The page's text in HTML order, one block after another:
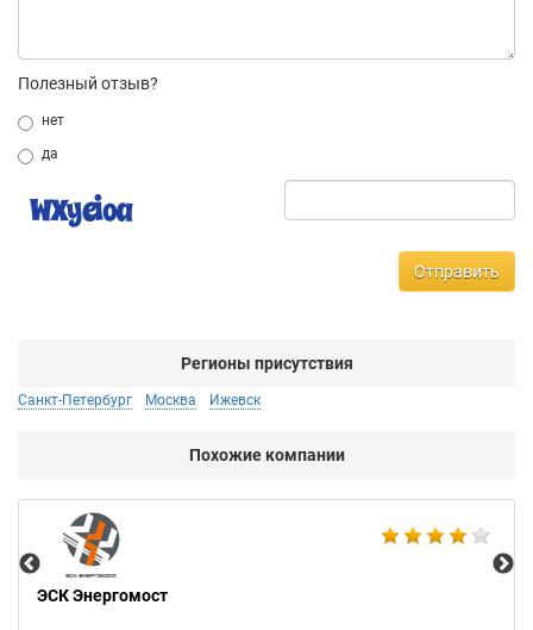
Полезный отзыв?
нет
да
Отправить
Регионы присутствия
Санкт-Петербург Москва Ижевск
Похожие компании
ЭСК Энергомост